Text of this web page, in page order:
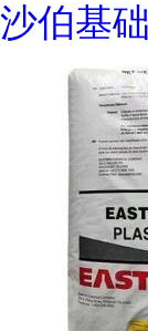
沙伯基